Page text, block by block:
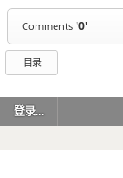
Comments '0'
目录
登录...